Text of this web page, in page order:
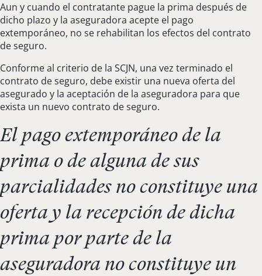
Aun y cuando el contratante pague la prima después de
dicho plazo y la aseguradora acepte el pago
extemporáneo, no se rehabilitan los efectos del contrato
de seguro.
Conforme al criterio de la SCJN, una vez terminado el
contrato de seguro, debe existir una nueva oferta del
asegurado y la aceptación de la aseguradora para que
exista un nuevo contrato de seguro.
El pago extemporáneo de la
prima o de alguna de sus
parcialidades no constituye una
oferta y la recepción de dicha
prima por parte de la
aseguradora no constituye un